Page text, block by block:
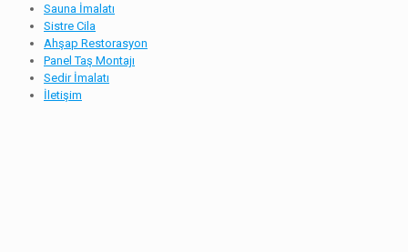
Sauna İmalatı
Sistre Cila
Ahşap Restorasyon
Panel Taş Montajı
Sedir İmalatı
İletişim